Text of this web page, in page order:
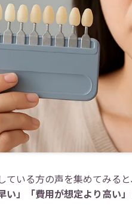
いる方の声を集めてみると
」「費用が想定より高い」